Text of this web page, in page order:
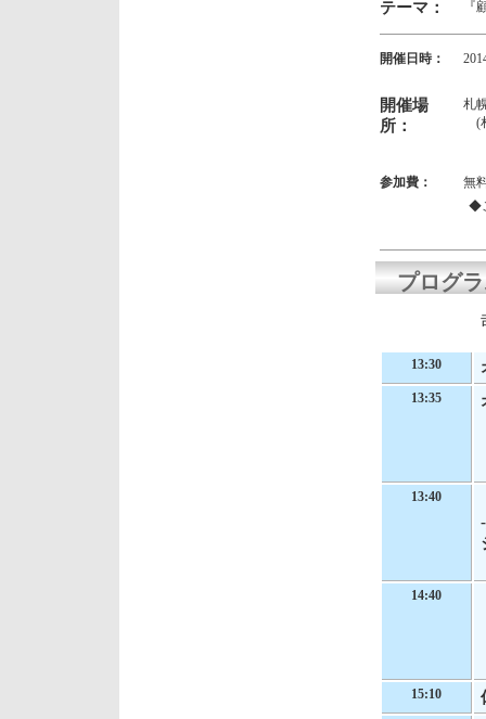
テーマ： 『
開催日時：
開催場
所：
札
(
参加費：
無
◆
プログ
13:30
13:35
13:40
14:40
15:10